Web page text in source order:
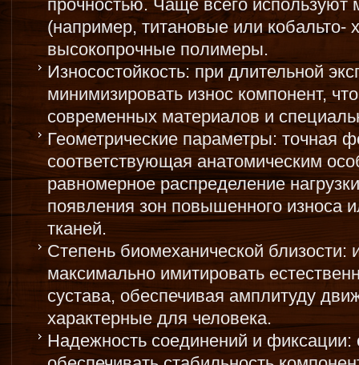
прочностью. Чаще всего используют
(например, титановые или кобальто-
высокопрочные полимеры.
Износостойкость: при длительной
минимизировать износ компонент,
современных материалов и
Геометрические параметры: точная
соответствующая анатомическим
равномерное распределение
появления зон повышенного износа
тканей.
Степень биомеханической близости:
максимально имитировать
сустава, обеспечивая амплитуду
характерные для человека.
Надежность соединений и